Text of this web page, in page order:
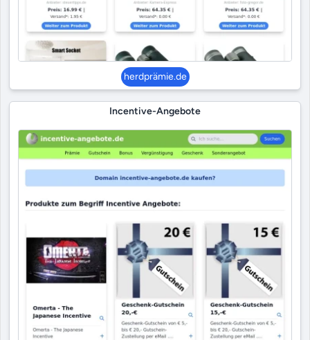
herdprämie.de
Incentive-Angebote